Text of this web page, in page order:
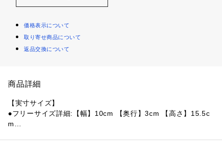
価格表示について
取り寄せ商品について
返品交換について
商品詳細
【実寸サイズ】
●フリーサイズ詳細:【幅】10cm 【奥行】3cm 【高さ】15.5c
m